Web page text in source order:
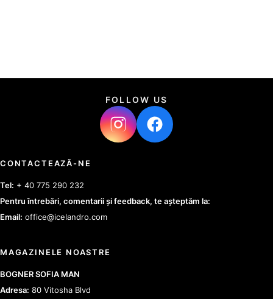
FOLLOW US
CONTACTEAZĂ-NE
Tel: + 40 775 290 232
Pentru întrebări, comentarii și feedback, te așteptăm la:
Email: office@icelandro.com
MAGAZINELE NOASTRE
BOGNER SOFIA MAN
Adresa: 80 Vitosha Blvd